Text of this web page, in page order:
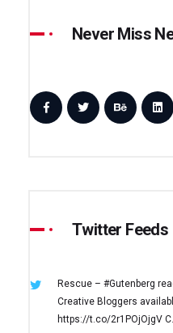
Never Miss
Twitter Feeds
Rescue – #Gutenberg
Creative Bloggers
https://t.co/2r1POjOjgV